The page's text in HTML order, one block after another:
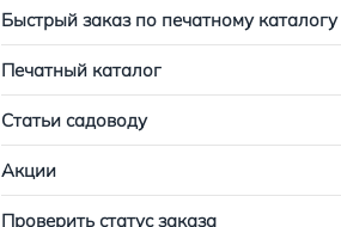
Быстрый заказ по печатному каталогу
Печатный каталог
Статьи садоводу
Акции
Проверить статус заказа